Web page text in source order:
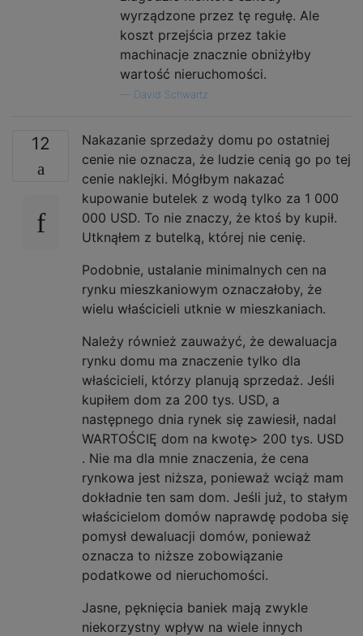
wyrządzone przez tę regułę. Ale
koszt przejścia przez takie
machinacje znacznie obniżyłby
wartość nieruchomości.
David Schwartz
12
Nakazanie sprzedaży domu po ostatniej
cenie nie oznacza, że ​​ludzie cenią go po tej
cenie naklejki. Mógłbym nakazać
kupowanie butelek z wodą tylko za 1 000
000 USD. To nie znaczy, że ktoś by kupił.
Utknąłem z butelką, której nie cenię.
Podobnie, ustalanie minimalnych cen na
rynku mieszkaniowym oznaczałoby, że
wielu właścicieli utknie w mieszkaniach.
Należy również zauważyć, że dewaluacja
rynku domu ma znaczenie tylko dla
właścicieli, którzy planują sprzedaż. Jeśli
kupiłem dom za 200 tys. USD, a
następnego dnia rynek się zawiesił, nadal
WARTOŚCIĘ dom na kwotę> 200 tys. USD
. Nie ma dla mnie znaczenia, że ​​cena
rynkowa jest niższa, ponieważ wciąż mam
dokładnie ten sam dom. Jeśli już, to stałym
właścicielom domów naprawdę podoba się
pomysł dewaluacji domów, ponieważ
oznacza to niższe zobowiązanie
podatkowe od nieruchomości.
Jasne, pęknięcia baniek mają zwykle
niekorzystny wpływ na wiele innych